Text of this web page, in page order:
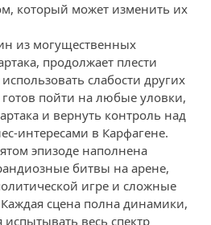
который может изменить их
из могущественных
продолжает плести
слабости других
пойти на любые уловки,
и вернуть контроль над
интересами в Карфагене.
эпизоде наполнена
битвы на арене,
игре и сложные
сцена полна динамики,
испытывать весь спектр